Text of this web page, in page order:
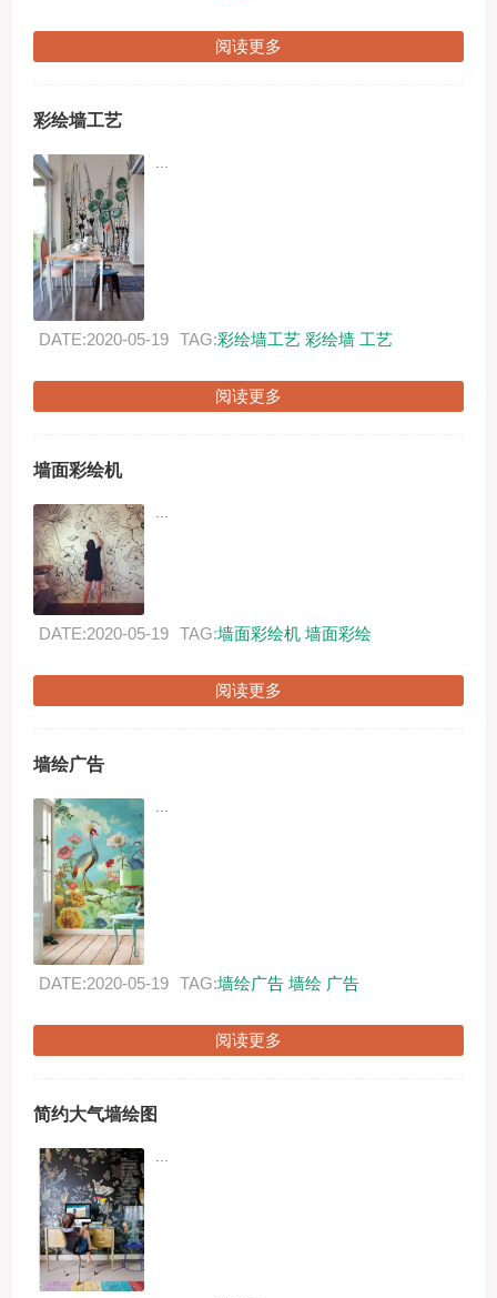
阅读更多
彩绘墙工艺
DATE:2020-05-19 TAG:彩绘墙工艺 彩绘墙 工艺
阅读更多
墙面彩绘机
...
DATE:2020-05-19 TAG:墙面彩绘机 墙面彩绘
阅读更多
墙绘广告
...
DATE:2020-05-19 TAG:墙绘广告 墙绘 广告
阅读更多
简约大气墙绘图
...